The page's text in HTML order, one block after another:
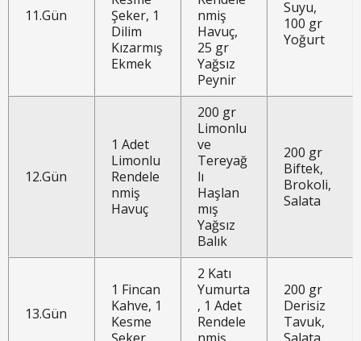
11.Gün
Şeker, 1
Dilim
Kızarmış
Ekmek
nmiş
Havuç,
25 gr
Yağsız
Peynir
Suyu,
100 gr
Yoğurt
12.Gün
1 Adet
Limonlu
Rendele
nmiş
Havuç
200 gr
Limonlu
ve
Tereyağ
lı
Haşlan
mış
Yağsız
Balık
200 gr
Biftek,
Brokoli,
Salata
13.Gün
1 Fincan
Kahve, 1
Kesme
2 Katı
Yumurta
, 1 Adet
Rendele
200 gr
Derisiz
Tavuk,